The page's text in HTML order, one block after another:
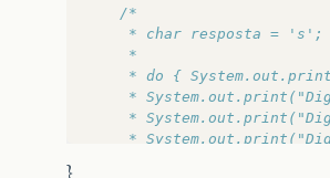
/*
	 * char resposta = 's';
	 *
* do {
*
*
*
}